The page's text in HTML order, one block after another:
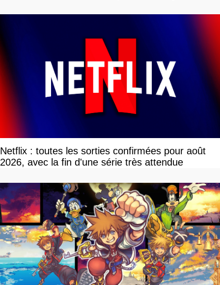
Netflix : toutes les sorties confirmées pour août
2026, avec la fin d'une série très attendue